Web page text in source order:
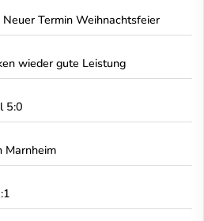
Termin Weihnachtsfeier
wieder gute Leistung
5:0
Marnheim